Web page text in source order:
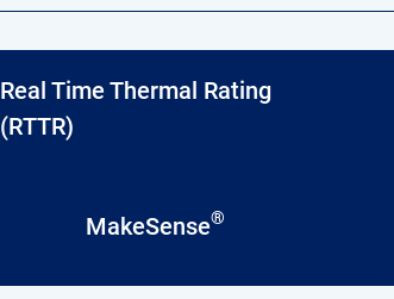
Real Time Thermal Rating
(RTTR)
MakeSense®